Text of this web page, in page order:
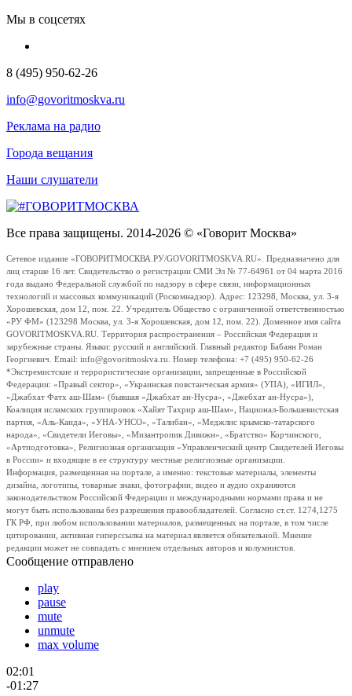
Мы в соцсетях
8 (495) 950-62-26
info@govoritmoskva.ru
Реклама на радио
Города вещания
Наши слушатели
Все права защищены. 2014-2026 © «Говорит Москва»
Сетевое издание «ГОВОРИТМОСКВА.РУ/GOVORITMOSKVA.RU». Предназначено для
лиц старше 16 лет. Свидетельство о регистрации СМИ Эл № 77-64961 от 04 марта 2016
года выдано Федеральной службой по надзору в сфере связи, информационных
технологий и массовых коммуникаций (Роскомнадзор). Адрес: 123298, Москва, ул. 3-я
Хорошевская, дом 12, пом. 22. Учредитель Общество с ограниченной ответственностью
«РУ ФМ» (123298 Москва, ул. 3-я Хорошевская, дом 12, пом. 22). Доменное имя сайта
GOVORITMOSKVA.RU. Территория распространения – Российская Федерация и
зарубежные страны. Языки: русский и английский. Главный редактор Бабаян Роман
Георгиевич. Email: info@govoritmoskva.ru. Номер телефона: +7 (495) 950-62-26
*Экстремистские и террористические организации, запрещенные в Российской
Федерации: «Правый сектор», «Украинская повстанческая армия» (УПА), «ИГИЛ»,
«Джабхат Фатх аш-Шам» (бывшая «Джабхат ан-Нусра», «Джебхат ан-Нусра»),
Коалиция исламских группировок «Хайят Тахрир аш-Шам», Национал-Большевистская
партия, «Аль-Каида», «УНА-УНСО», «Талибан», «Меджлис крымско-татарского
народа», «Свидетели Иеговы», «Мизантропик Дивижн», «Братство» Корчинского,
«Артподготовка», Религиозная организация «Управленческий центр Свидетелей Иеговы
в России» и входящие в ее структуру местные религиозные организации.
Информация, размещенная на портале, а именно: текстовые материалы, элементы
дизайна, логотипы, товарные знаки, фотографии, видео и аудио охраняются
законодательством Российской Федерации и международными нормами права и не
могут быть использованы без разрешения правообладателей. Согласно ст.ст. 1274,1275
ГК РФ, при любом использовании материалов, размещенных на портале, в том числе
цитировании, активная гиперссылка на материал является обязательной. Мнение
редакции может не совпадать с мнением отдельных авторов и колумнистов.
Сообщение отправлено
play
pause
mute
unmute
max volume
02:01
-01:27